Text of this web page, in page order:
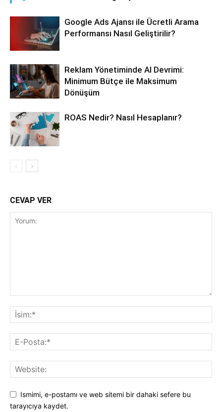
Google Ads Ajansı ile Ücretli Arama
Performansı Nasıl Geliştirilir?
Reklam Yönetiminde AI Devrimi:
Minimum Bütçe ile Maksimum
Dönüşüm
ROAS Nedir? Nasıl Hesaplanır?
CEVAP VER
Ismimi, e-postamı ve web sitemi bir dahaki sefere bu
tarayıcıya kaydet.